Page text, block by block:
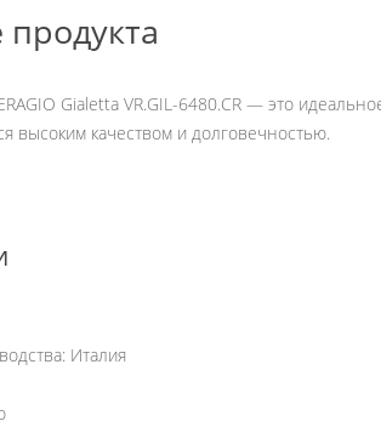
Gialetta VR.GIL-6480.CR — это
высоким качеством и долговечностью.
Италия